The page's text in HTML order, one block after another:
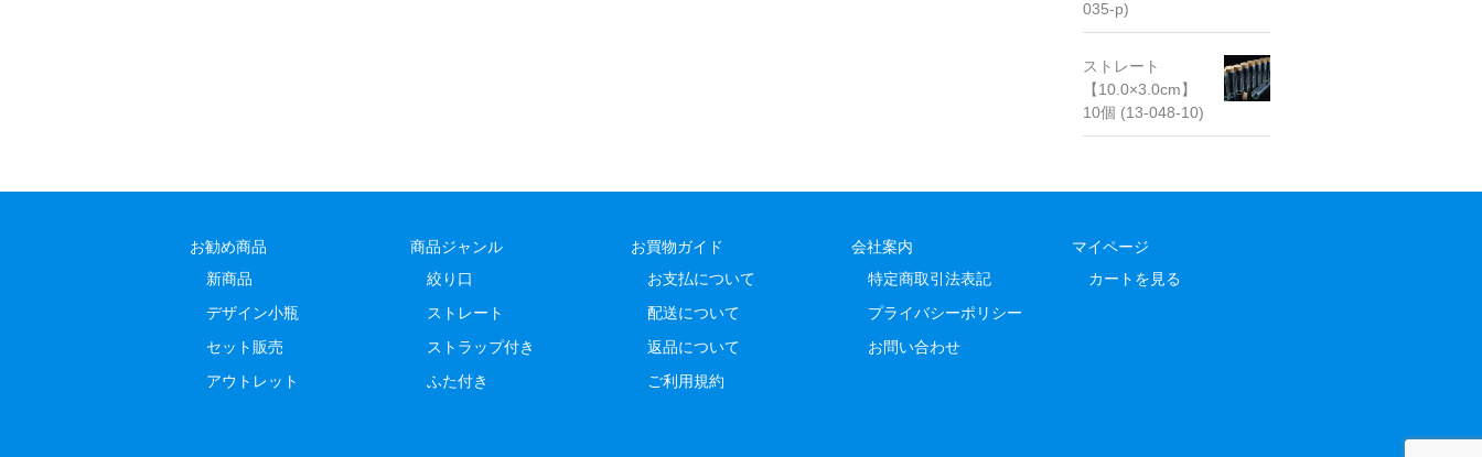
035-p)
ストレート
【10.0×3.0cm】
10個 (13-048-10)
お勧め商品
新商品
デザイン小瓶
セット販売
アウトレット
商品ジャンル
絞り口
ストレート
ストラップ付き
ふた付き
お買物ガイド
お支払について
配送について
返品について
ご利用規約
会社案内
特定商取引法表記
プライバシーポリシー
お問い合わせ
マイページ
カートを見る